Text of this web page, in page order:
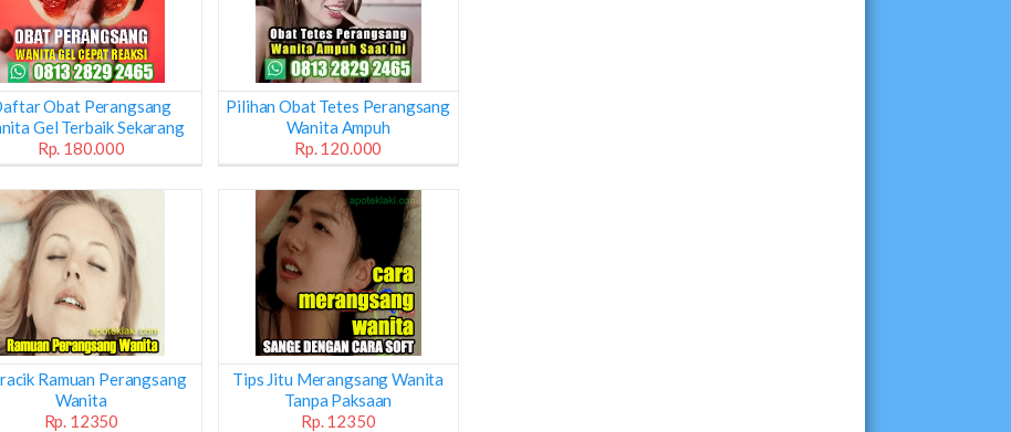
Obat Perangsang
Gel Terbaik Sekarang
Rp. 180.000
Pilihan Obat Tetes Perangsang
Wanita Ampuh
Rp. 120.000
Ramuan Perangsang
Wanita
Rp. 12350
Tips Jitu Merangsang Wanita
Tanpa Paksaan
Rp. 12350